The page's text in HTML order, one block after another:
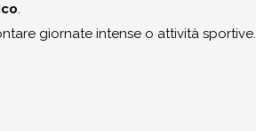
.
giornate intense o attività sportive.